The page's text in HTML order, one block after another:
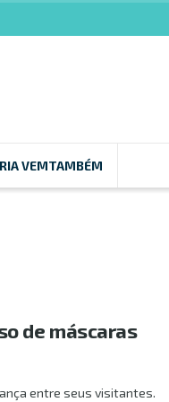
VEMTAMBÉM
de máscaras
entre seus visitantes.